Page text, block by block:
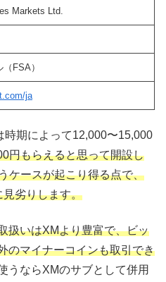
Markets Ltd.
FSA）
ja
時期によって12,000〜15,000
円もらえると思って開設し
ケースが起こり得る点で、
劣りします。
扱いはXMより豊富で、ビッ
のマイナーコインも取引でき
うならXMのサブとして併用